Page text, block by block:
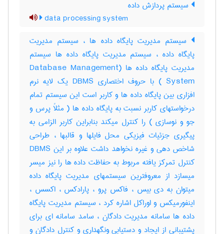
سیستم پردازش داده
data processing system
سیستم مدیریت پایگاه داده ها ، سیستم مدیریت
پایگاه داده ، سیستم مدیریت پایگاه داده ها سیستم
مدیریت پایگاه داده ها (Database Management
System ) با حروف اختصاری DBMS یک لایه نرم
افزاری بین پایگاه داده ها و کاربر است این سیستم تمام
درخواستهای کاربر نسبت به پایگاه داده ها ( مثلاً پرس و
جو و نوسازی ) را کنترل میکند بنابراین کاربر الزامی به
پیگیری جزئیات فیزیکی محل فایلها و قالبها ، طراحی
شاخص دهی و غیره نخواهد داشت علاوه بر این DBMS
کنترل تمرکز یافته مربوط به حفاظت داده ها را نیز میسر
میسازد از معروفترین سیستمهای مدیریت پایگاه داده
میتوان به دی بیس ، فاکس پرو ، پارادکس ، اکسس ،
اینفورمیکس و اوراکل اشاره کرد ، سیستم مدیریت پایگاه
داده ها سامانه مدیریت دادگان ، سامد سامانه ای برای
پشتیبانی از ایجاد و دستیابی ونگهداری و کنترل دادگان و